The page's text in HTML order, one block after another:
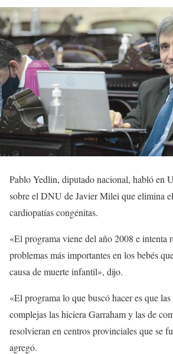
Pablo Yedlin, diputado nacional, habló en
sobre el DNU de Javier Milei que elimina
cardiopatías congénitas.
«El programa viene del año 2008 e intenta
problemas más importantes en los bebés
causa de muerte infantil», dijo.
«El programa lo que buscó hacer es que
complejas las hiciera Garraham y las de
resolvieran en centros provinciales que se
agregó.